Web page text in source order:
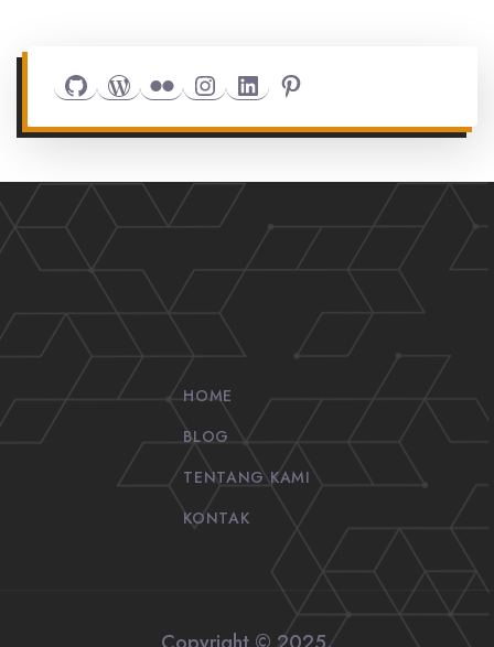
GithubWordPress
FlickrInstagram
LinkedInPinterest
HOME
BLOG
TENTANG KAMI
KONTAK